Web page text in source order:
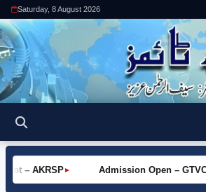
Saturday, 8 August 2026
►
– AKRSP Admission Open – GTVC